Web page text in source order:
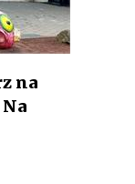
na